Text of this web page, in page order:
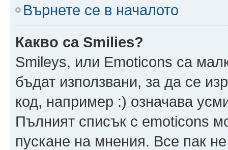
Върнете се в началото
Какво са Smilies?
Smileys, или Emoticons са
бъдат използвани, за да се
код, например :) означава
Пълният списък с emoticons
пускане на мнения. Все пак